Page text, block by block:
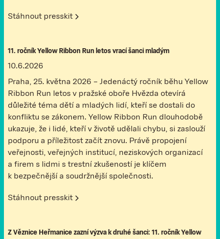
Stáhnout presskit
11. ročník Yellow Ribbon Run letos vrací šanci mladým
10.6.2026
Praha, 25. května 2026 – Jedenáctý ročník běhu Yellow
Ribbon Run letos v pražské oboře Hvězda otevírá
důležité téma dětí a mladých lidí, kteří se dostali do
konfliktu se zákonem. Yellow Ribbon Run dlouhodobě
ukazuje, že i lidé, kteří v životě udělali chybu, si zaslouží
podporu a příležitost začít znovu. Právě propojení
veřejnosti, veřejných institucí, neziskových organizací
a firem s lidmi s trestní zkušeností je klíčem
k bezpečnější a soudržnější společnosti.
Stáhnout presskit
Z Věznice Heřmanice zazní výzva k druhé šanci: 11. ročník Yellow